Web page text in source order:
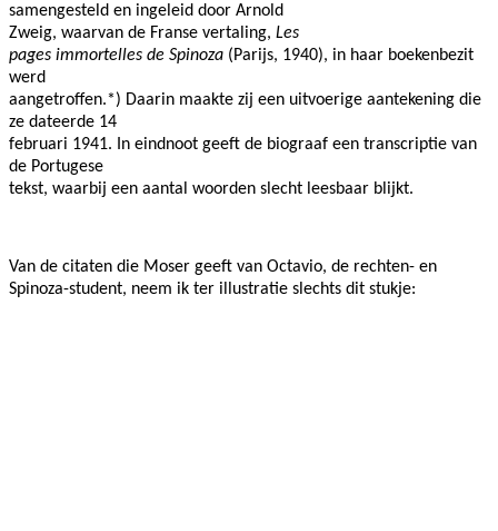
samengesteld en ingeleid door Arnold
Zweig, waarvan de Franse vertaling, Les
pages immortelles de Spinoza (Parijs, 1940), in haar boekenbezit
werd
aangetroffen.*) Daarin maakte zij een uitvoerige aantekening die
ze dateerde 14
februari 1941. In eindnoot geeft de biograaf een transcriptie van
de Portugese
tekst, waarbij een aantal woorden slecht leesbaar blijkt.
Van de citaten die Moser geeft van Octavio, de rechten- en
Spinoza-student, neem ik ter illustratie slechts dit stukje: